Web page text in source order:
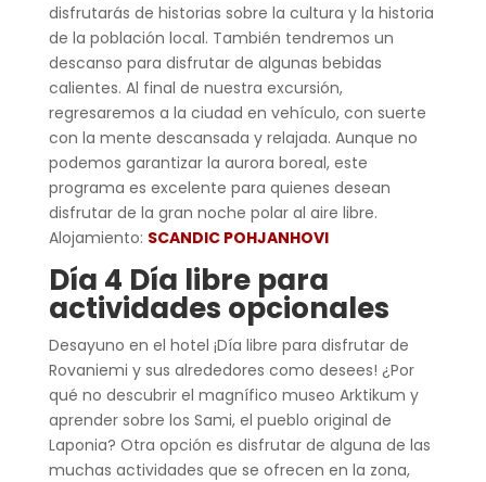
disfrutarás de historias sobre la cultura y la historia
de la población local. También tendremos un
descanso para disfrutar de algunas bebidas
calientes. Al final de nuestra excursión,
regresaremos a la ciudad en vehículo, con suerte
con la mente descansada y relajada. Aunque no
podemos garantizar la aurora boreal, este
programa es excelente para quienes desean
disfrutar de la gran noche polar al aire libre.
Alojamiento: SCANDIC POHJANHOVI
Día 4 Día libre para
actividades opcionales
Desayuno en el hotel ¡Día libre para disfrutar de
Rovaniemi y sus alrededores como desees! ¿Por
qué no descubrir el magnífico museo Arktikum y
aprender sobre los Sami, el pueblo original de
Laponia? Otra opción es disfrutar de alguna de las
muchas actividades que se ofrecen en la zona,